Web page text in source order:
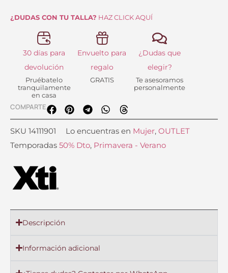
¿DUDAS CON TU TALLA? HAZ CLICK AQUÍ
30 días para
devolución
Pruébatelo
tranquilamente
en casa
Envuelto para
regalo
GRATIS
¿Dudas que
elegir?
Te asesoramos
personalmente
COMPARTE
SKU 14111901 Lo encuentras en Mujer, OUTLET
Temporadas 50% Dto, Primavera - Verano
Descripción
Información adicional